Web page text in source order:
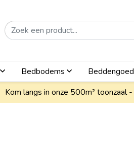
Bedbodems Beddengoed
Kom langs in onze 500m² toonzaal -